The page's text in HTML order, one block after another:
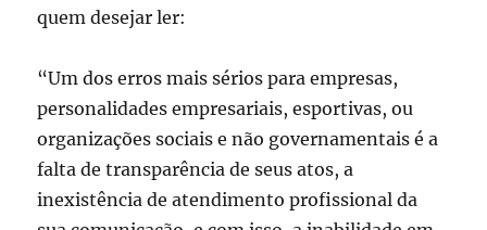
quem desejar ler:
“Um dos erros mais sérios para empresas,
personalidades empresariais, esportivas, ou
organizações sociais e não governamentais é a
falta de transparência de seus atos, a
inexistência de atendimento profissional da